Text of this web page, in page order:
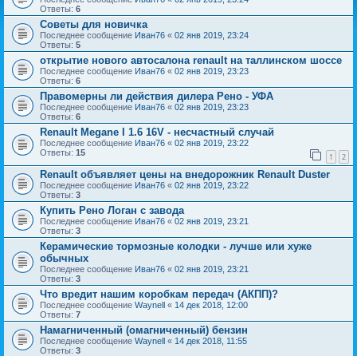
Ответы: 6
Советы для новичка
Последнее сообщение Иван76 « 02 янв 2019, 23:24
Ответы: 5
открытие нового автосалона renault на таллинском шоссе
Последнее сообщение Иван76 « 02 янв 2019, 23:23
Ответы: 6
Правомерны ли действия дилера Рено - УФА
Последнее сообщение Иван76 « 02 янв 2019, 23:23
Ответы: 6
Renault Megane I 1.6 16V - несчастный случай
Последнее сообщение Иван76 « 02 янв 2019, 23:22
Ответы: 15 1 2
Renault объявляет цены на внедорожник Renault Duster
Последнее сообщение Иван76 « 02 янв 2019, 23:22
Ответы: 3
Купить Рено Логан с завода
Последнее сообщение Иван76 « 02 янв 2019, 23:21
Ответы: 3
Керамические тормозные колодки - лучше или хуже
обычных
Последнее сообщение Иван76 « 02 янв 2019, 23:21
Ответы: 3
Что вредит нашим коробкам передач (АКПП)?
Последнее сообщение Waynell « 14 дек 2018, 12:00
Ответы: 7
Намагниченный (омагниченный) бензин
Последнее сообщение Waynell « 14 дек 2018, 11:55
Ответы: 3